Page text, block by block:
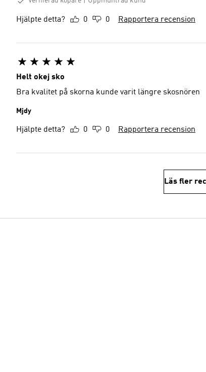
Hjälpte detta? 0 0 Rapportera recension
Helt okej sko
Bra kvalitet på skorna kunde varit längre skosnören
Mjdy
Hjälpte detta? 0 0 Rapportera recension
Läs fler